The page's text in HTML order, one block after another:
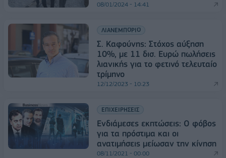
08/01/2024 - 14:41
ΛΙΑΝΕΜΠΟΡΙΟ
Σ. Καφούνης: Στόχος αύξηση
10%, με 11 δισ. Ευρώ πωλήσεις
λιανικής για το φετινό τελευταίο
τρίμηνο
12/12/2023 - 10:23
ΕΠΙΧΕΙΡΗΣΕΙΣ
Ενδιάμεσες εκπτώσεις: Ο φόβος
για τα πρόστιμα και οι
ανατιμήσεις μείωσαν την κίνηση
08/11/2021 - 00:00